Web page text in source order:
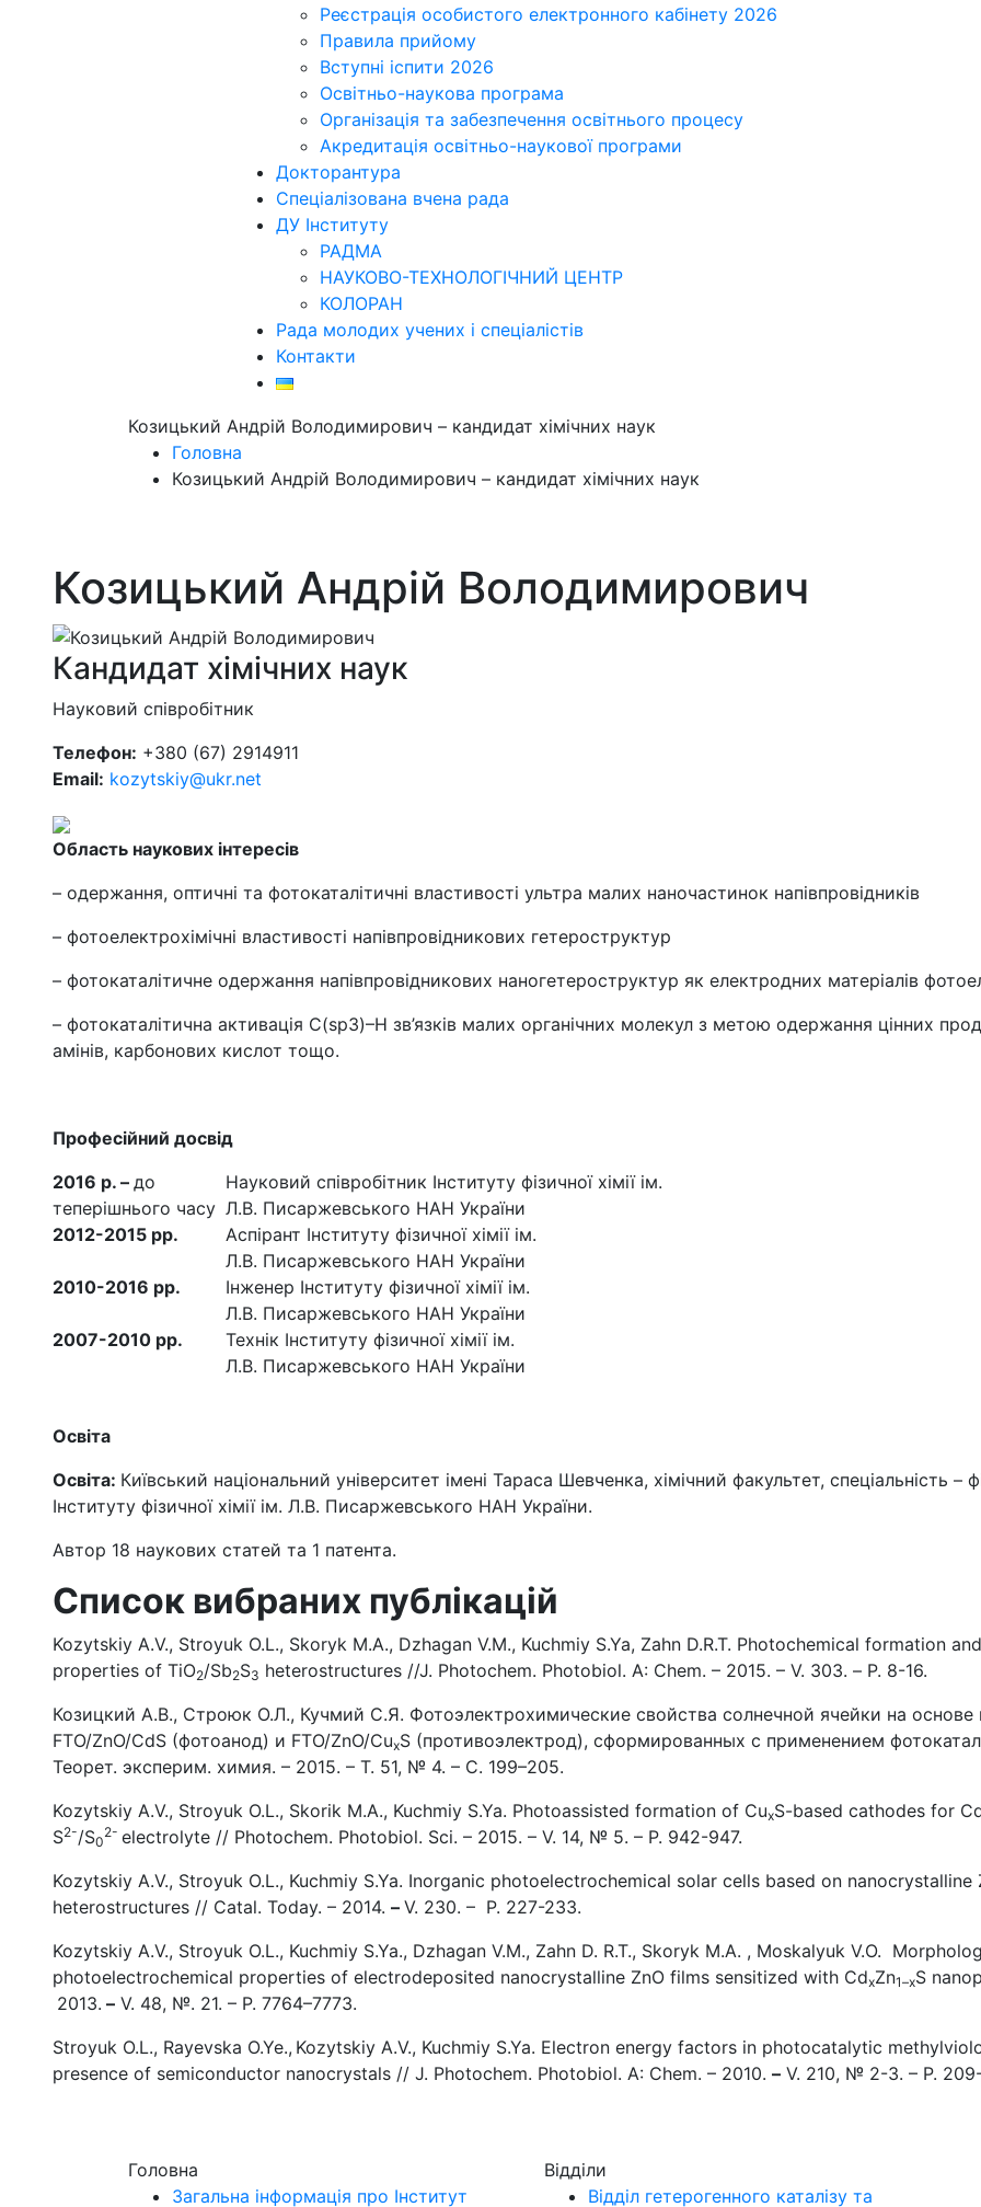
Реєстрація особистого електронного кабінету 2026
Правила прийому
Вступні іспити 2026
Освітньо-наукова програма
Організація та забезпечення освітнього процесу
Акредитація освітньо-наукової програми
Докторантура
Спеціалізована вчена рада
ДУ Інституту
РАДМА
НАУКОВО-ТЕХНОЛОГІЧНИЙ ЦЕНТР
КОЛОРАН
Рада молодих учених і спеціалістів
Контакти
Козицький Андрій Володимирович – кандидат хімічних наук
Головна
Козицький Андрій Володимирович – кандидат хімічних наук
Козицький Андрій Володимирович
Кандидат хімічних наук
Науковий співробітник
Телефон: +380 (67) 2914911
Email: kozytskiy@ukr.net
Область наукових інтересів
– одержання, оптичні та фотокаталітичні властивості ультра малих наночастинок напівпровідників
– фотоелектрохімічні властивості напівпровідникових гетероструктур
– фотокаталітичне одержання напівпровідникових наногетероструктур як електродних матеріалів
– фотокаталітична активація C(sp3)–H зв’язків малих органічних молекул з метою одержання цінних
амінів, карбонових кислот тощо.
Професійний досвід
2016 р. – до
теперішнього часу
Науковий співробітник Інституту фізичної хімії ім.
Л.В. Писаржевського НАН України
2012-2015 рр.
Аспірант Інституту фізичної хімії ім.
Л.В. Писаржевського НАН України
2010-2016 рр.
Інженер Інституту фізичної хімії ім.
Л.В. Писаржевського НАН України
2007-2010 рр.
Технік Інституту фізичної хімії ім.
Л.В. Писаржевського НАН України
Освіта
Освіта: Київський національний університет імені Тараса Шевченка, хімічний факультет, спеціальність –
Інституту фізичної хімії ім. Л.В. Писаржевського НАН України.
Автор 18 наукових статей та 1 патента.
Список вибраних публікацій
Kozytskiy A.V., Stroyuk O.L., Skoryk M.A., Dzhagan V.M., Kuchmiy S.Ya, Zahn D.R.T. Photochemical formation
properties of TiO2/Sb2S3 heterostructures //J. Photochem. Photobiol. A: Chem. – 2015. – V. 303. – Р. 8-16.
Козицкий А.В., Строюк О.Л., Кучмий С.Я. Фотоэлектрохимические свойства солнечной ячейки на основе
FTO/ZnO/CdS (фотоанод) и FTO/ZnO/CuxS (противоэлектрод), сформированных с применением
Теорет. эксперим. химия. – 2015. – Т. 51, № 4. – С. 199–205.
Kozytskiy A.V., Stroyuk O.L., Skorik M.A., Kuchmiy S.Ya. Photoassisted formation of CuxS-based cathodes for
S2-/S0
2- electrolyte // Photochem. Photobiol. Sci. – 2015. – V. 14, № 5. – P. 942-947.
Kozytskiy A.V., Stroyuk O.L., Kuchmiy S.Ya. Inorganic photoelectrochemical solar cells based on nanocrystalline
heterostructures // Catal. Today. – 2014. – V. 230. – P. 227-233.
Kozytskiy A.V., Stroyuk O.L., Kuchmiy S.Ya., Dzhagan V.M., Zahn D. R.T., Skoryk M.A. , Moskalyuk V.O.
photoelectrochemical properties of electrodeposited nanocrystalline ZnO films sensitized with CdxZn1–xS
2013. – V. 48, №. 21. – P. 7764–7773.
Stroyuk O.L., Rayevska O.Ye., Kozytskiy A.V., Kuchmiy S.Ya. Electron energy factors in photocatalytic
presence of semi­conductor nanocrystals // J. Photochem. Photobiol. A: Chem. – 2010. – V. 210, № 2-3. – P.
Головна
Загальна інформація про Інститут
Відділи
Відділ гетерогенного каталізу та